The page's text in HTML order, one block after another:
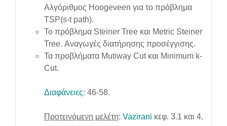
Αλγόριθμος Hoogeveen για το πρόβλημα
TSP(s-t path).
Το πρόβλημα Steiner Tree και Metric Steiner
Tree. Αναγωγές διατήρησης προσέγγισης.
Τα προβλήματα Mutiway Cut και Minimum k-
Cut.
Διαφάνειες: 46-58.
Προτεινόμενη μελέτη: Vazirani κεφ. 3.1 και 4.